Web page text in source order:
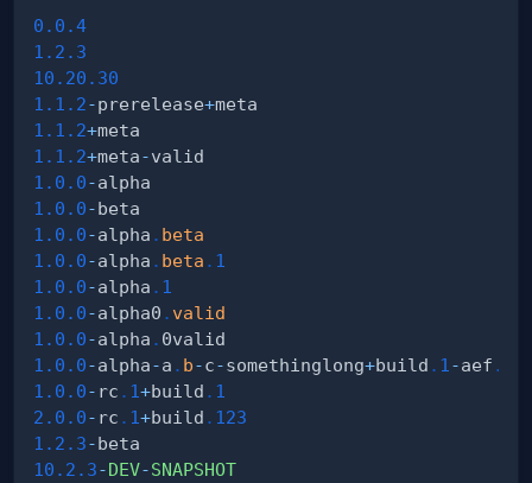
0.0 .4
1.2 .3
10.20 .30
1.1 .2-prerelease+
1.1 .2+
1.1 .2+meta-
1.0 .0-
1.0 .0-
1.0 .0-alpha . beta
1.0 .0-alpha . beta . 1
1.0 .0-alpha . 1
1.0 .0-alpha0 . valid
1.0 .0-alpha .
1.0 .0-alpha-a . b-c-somethinglong+build . 1 -aef .
1.0 .0- rc . 1+build . 1
2.0 .0- rc . 1+build . 123
1.2 .3-
10.2 .3-DEV-SNAPSHOT